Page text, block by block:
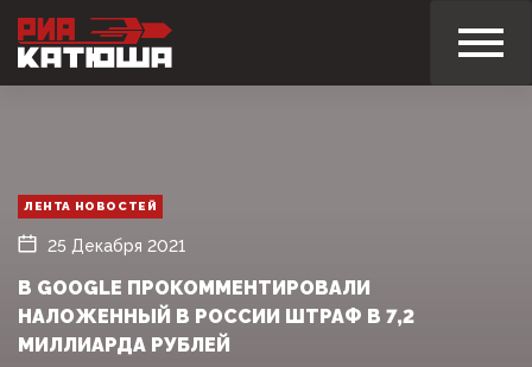
ЛЕНТА НОВОСТЕЙ
25 Декабря 2021
В GOOGLE ПРОКОММЕНТИРОВАЛИ
НАЛОЖЕННЫЙ В РОССИИ ШТРАФ В 7,2
МИЛЛИАРДА РУБЛЕЙ